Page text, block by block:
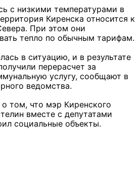
с низкими температурами в
Киренска относится к
При этом они
тепло по обычным тарифам.
в ситуацию, и в результате
перерасчет за
услугу, сообщают в
ведомства.
о том, что мэр Киренского
вместе с депутатами
социальные объекты.